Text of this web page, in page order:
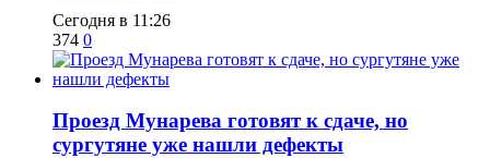
Сегодня в 11:26
374 0
​Проезд Мунарева готовят к сдаче, но
сургутяне уже нашли дефекты